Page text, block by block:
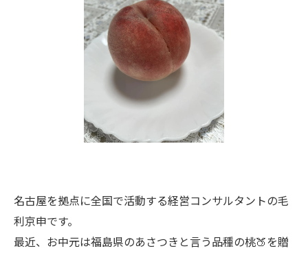
名古屋を拠点に全国で活動する経営コンサルタントの毛
利京申です。
最近、お中元は福島県のあさつきと言う品種の桃🍑を贈